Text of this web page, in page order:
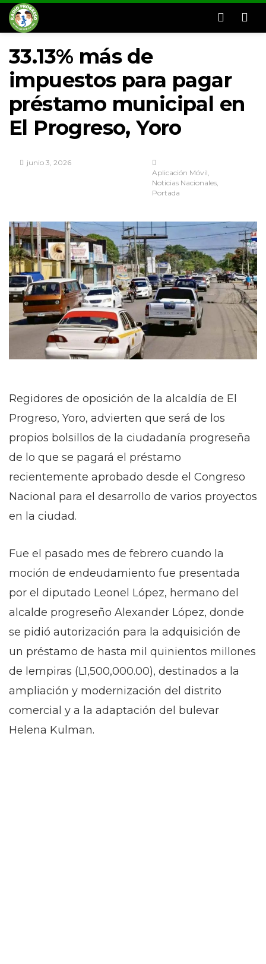
33.13% más de
impuestos para pagar
préstamo municipal en
El Progreso, Yoro
junio 3, 2026
Aplicación Móvil
Noticias Nacionales
Portada
Regidores de oposición de la alcaldía de El
Progreso, Yoro, advierten que será de los
propios bolsillos de la ciudadanía progreseña
de lo que se pagará el préstamo
recientemente aprobado desde el Congreso
Nacional para el desarrollo de varios proyectos
en la ciudad.
Fue el pasado mes de febrero cuando la
moción de endeudamiento fue presentada
por el diputado Leonel López, hermano del
alcalde progreseño Alexander López, donde
se pidió autorización para la adquisición de
un préstamo de hasta mil quinientos millones
de lempiras (L1,500,000.00), destinados a la
ampliación y modernización del distrito
comercial y a la adaptación del bulevar
Helena Kulman.